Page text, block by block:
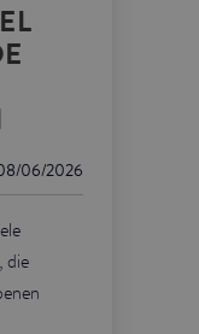
06/2026
die